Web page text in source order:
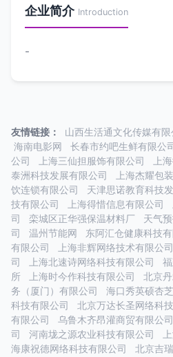
企业简介 Introduction
-
友情链接： 山西生活通文化传媒有限
海南电影网
长春市约吧生鲜有限公
公司
上海三仙担服饰有限公司 上
泰洲科技发展有限公司
上海杰耀包
饮连锁有限公司
天津思诺教育科技
技有限公司
上海得惜信息有限公司
司
栾城区正华强保温材料厂 天气
司
温州节能网 东阿汇仓健康科技
有限公司
上海非辉网络技术有限公司
司
上海北速诗网络科技有限公司
所
上海时今作科技有限公司 北京
务（厦门）有限公司
海口秀英硕杏
科技有限公司
北京万达长圣网络科
有限公司
乌鲁木齐昂灌商贸有限公司
司
河南垅之源农业科技有限公司
海康祝德网络科技有限公司
北京吉